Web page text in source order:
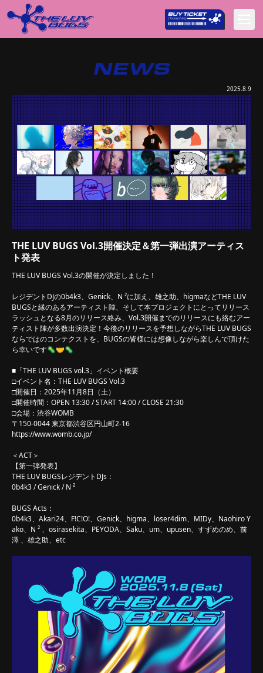
NEWS
2025.8.9
THE LUV BUGS Vol.3開催決定＆第一弾出演アーティス
ト発表
THE LUV BUGS Vol.3の開催が決定しました！
レジデントDJの0b4k3、Genick、N ²に加え、雄之助、higmaなどTHE LUV
BUGSと縁のあるアーティスト陣、そして本プロジェクトにとってリリース
ラッシュとなる8月のリリース絡み、Vol.3開催までのリリースにも絡むアー
ティスト陣が多数出演決定！今後のリリースを予想しながらTHE LUV BUGS
ならではのコンテクストを、BUGSの皆様には想像しながら楽しんで頂けた
ら幸いです🦠🤝🦠
■「THE LUV BUGS vol.3」イベント概要
□イベント名：THE LUV BUGS Vol.3
□開催日：2025年11月8日（土）
□開催時間：OPEN 13:30 / START 14:00 / CLOSE 21:30
□会場：渋谷WOMB
〒150-0044 東京都渋谷区円山町2-16
https://www.womb.co.jp/
＜ACT＞
【第一弾発表】
THE LUV BUGSレジデントDJs：
0b4k3 / Genick / N ²
BUGS Acts：
0b4k3、Akari24、F!C!O!、Genick、higma、loser4dim、MIDy、Naohiro Y
ako、N ² 、osirasekita、PEYODA、Saku、um、upusen、すずめのめ、前
澤 、雄之助、etc